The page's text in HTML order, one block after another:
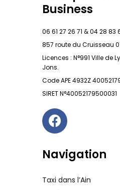
Business
06 61 27 26 71 & 04 28 83
857 route du Cruisseau
Licences : N°991 Ville de
Jons.
Code APE 4932Z
SIRET N°40052179500031
Navigation
Taxi dans l’Ain